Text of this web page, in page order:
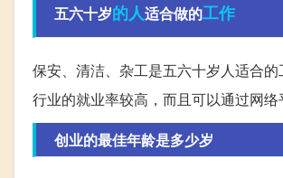
五六十岁的人适合做的工作
保安、清洁、杂工是五六十岁人适合
行业的就业率较高，而且可以通过网络
创业的最佳年龄是多少岁